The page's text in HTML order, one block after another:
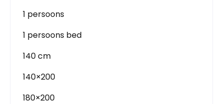
1 persoons
1 persoons bed
140 cm
140×200
180×200